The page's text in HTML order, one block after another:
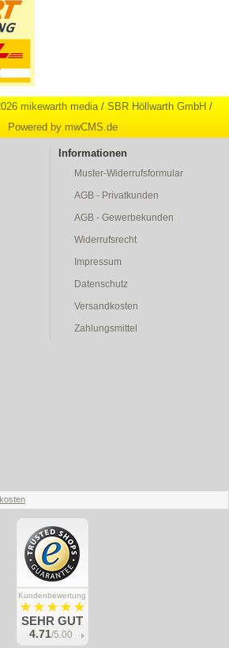
mikewarth media / SBR Höllwarth GmbH /
Powered by mwCMS.de
Informationen
Muster-Widerrufsformular
AGB - Privatkunden
AGB - Gewerbekunden
Widerrufsrecht
Impressum
Datenschutz
Versandkosten
Zahlungsmittel
Kundenbewertung
SEHR GUT
4.71/5.00